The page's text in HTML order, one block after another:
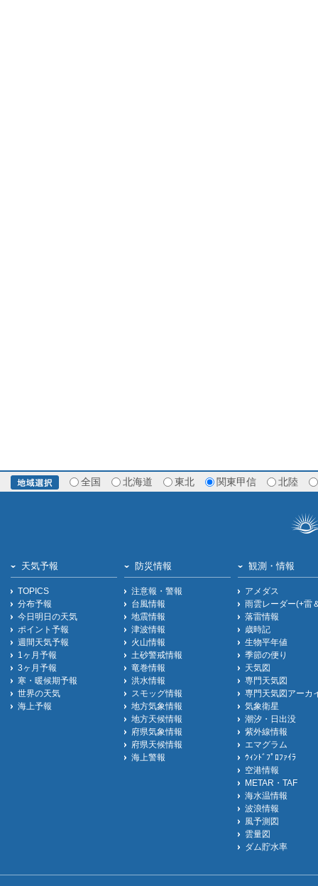
全国 北海道 東北 関東甲信 北陸
天気予報
TOPICS
分布予報
今日明日の天気
ポイント予報
週間天気予報
1ヶ月予報
3ヶ月予報
寒・暖候期予報
世界の天気
海上予報
防災情報
注意報・警報
台風情報
地震情報
津波情報
火山情報
土砂警戒情報
竜巻情報
洪水情報
スモッグ情報
地方気象情報
地方天候情報
府県気象情報
府県天候情報
海上警報
観測・情報
アメダス
雨雲レーダー(+雷
落雷情報
歳時記
生物平年値
季節の便り
天気図
専門天気図
専門天気図アーカ
気象衛星
潮汐・日出没
紫外線情報
エマグラム
ｳｨﾝﾄﾞﾌﾟﾛﾌｧｲﾗ
空港情報
METAR・TAF
海水温情報
波浪情報
風予測図
雲量図
ダム貯水率